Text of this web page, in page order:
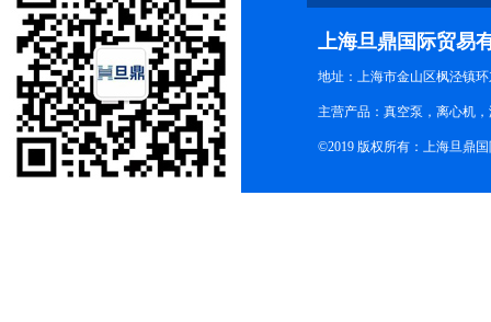
上海旦鼎国际贸易
地址：上海市金山区枫泾镇
主营产品：真空泵，离心机
©2019 版权所有：上海旦鼎